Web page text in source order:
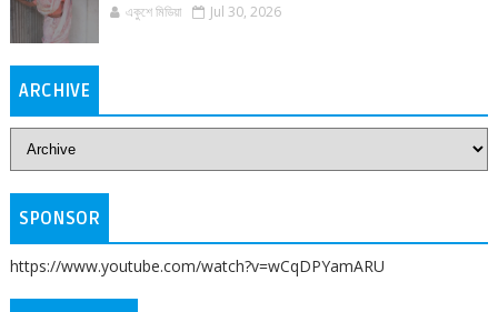
একুশে মিডিয়া Jul 30, 2026
ARCHIVE
SPONSOR
https://www.youtube.com/watch?v=wCqDPYamARU